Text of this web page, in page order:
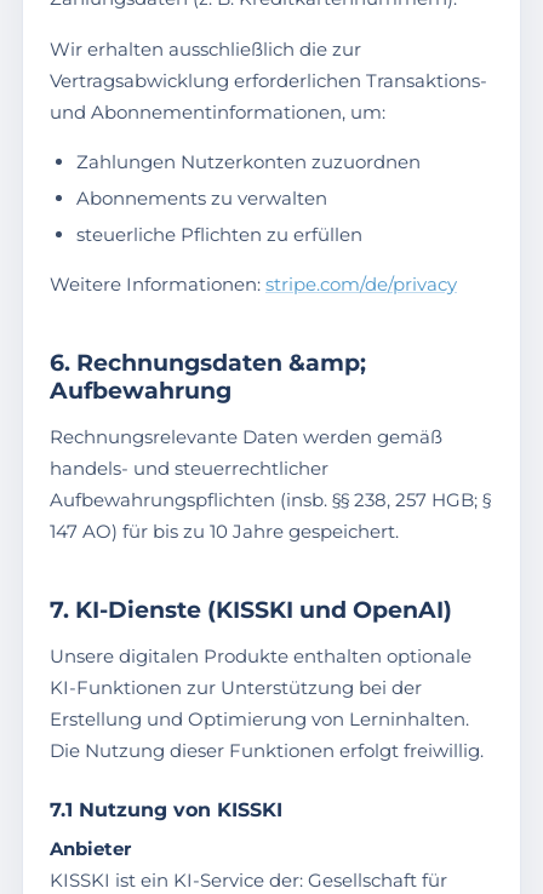
Wir erhalten ausschließlich die zur
Vertragsabwicklung erforderlichen Transaktions-
und Abonnementinformationen, um:
Zahlungen Nutzerkonten zuzuordnen
Abonnements zu verwalten
steuerliche Pflichten zu erfüllen
Weitere Informationen: stripe.com/de/privacy
6. Rechnungsdaten &amp;
Aufbewahrung
Rechnungsrelevante Daten werden gemäß
handels- und steuerrechtlicher
Aufbewahrungspflichten (insb. §§ 238, 257 HGB; §
147 AO) für bis zu 10 Jahre gespeichert.
7. KI-Dienste (KISSKI und OpenAI)
Unsere digitalen Produkte enthalten optionale
KI-Funktionen zur Unterstützung bei der
Erstellung und Optimierung von Lerninhalten.
Die Nutzung dieser Funktionen erfolgt freiwillig.
7.1 Nutzung von KISSKI
Anbieter
KISSKI ist ein KI-Service der: Gesellschaft für